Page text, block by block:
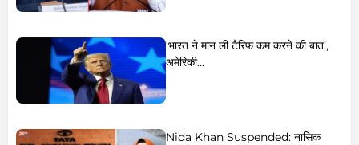
‘भारत ने मान ली टैरिफ कम करने की बात’,
अमेरिकी...
Nida Khan Suspended: नासिक